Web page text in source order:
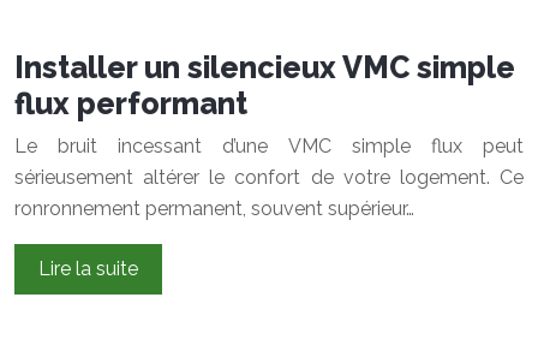
Installer un silencieux VMC simple
flux performant
Le bruit incessant d’une VMC simple flux peut
sérieusement altérer le confort de votre logement. Ce
ronronnement permanent, souvent supérieur…
Lire la suite